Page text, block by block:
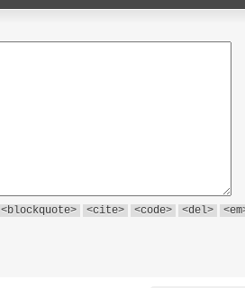
<blockquote> <cite> <code> <del>